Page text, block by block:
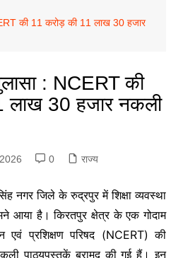
की 11 करोड़ की 11 लाख 30 हजार
: NCERT की
लाख 30 हजार नकली
0 राज्य
नगर जिले के रुद्रपुर में शिक्षा व्यवस्था
आया है। किरतपुर क्षेत्र के एक गोदाम
एवं प्रशिक्षण परिषद (NCERT) की
पाठ्यपुस्तकें बरामद की गई हैं। इन